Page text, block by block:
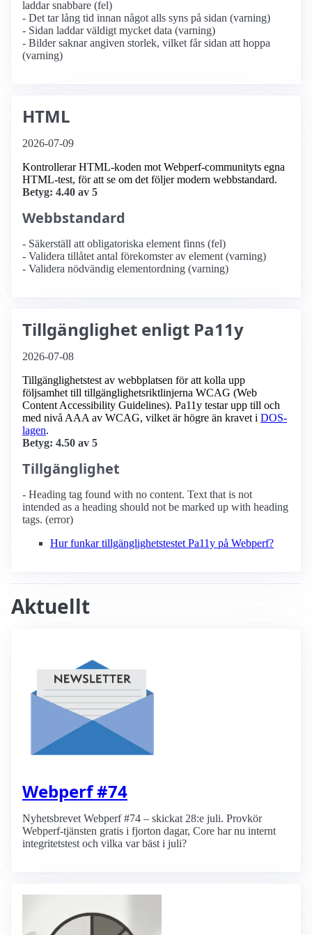
laddar snabbare (fel)
- Det tar lång tid innan något alls syns på sidan (varning)
- Sidan laddar väldigt mycket data (varning)
- Bilder saknar angiven storlek, vilket får sidan att hoppa
(varning)
HTML
2026-07-09
Kontrollerar HTML-koden mot Webperf-communityts egna
HTML-test, för att se om det följer modern webbstandard.
Betyg: 4.40 av 5
Webbstandard
- Säkerställ att obligatoriska element finns (fel)
- Validera tillåtet antal förekomster av element (varning)
- Validera nödvändig elementordning (varning)
Tillgänglighet enligt Pa11y
2026-07-08
Tillgänglighetstest av webbplatsen för att kolla upp
följsamhet till tillgänglighets­riktlinjerna WCAG (Web
Content Accessibility Guidelines). Pa11y testar upp till och
med nivå AAA av WCAG, vilket är högre än kravet i DOS-
lagen.
Betyg: 4.50 av 5
Tillgänglighet
- Heading tag found with no content. Text that is not
intended as a heading should not be marked up with heading
tags. (error)
Hur funkar tillgänglighetstestet Pa11y på Webperf?
Aktuellt
Webperf #74
Nyhetsbrevet Webperf #74 – skickat 28:e juli. Provkör
Webperf-tjänsten gratis i fjorton dagar, Core har nu internt
integritetstest och vilka var bäst i juli?